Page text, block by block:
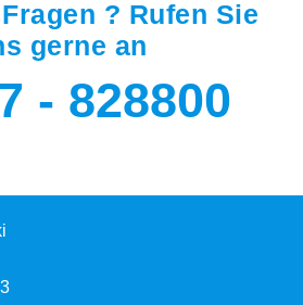
? Rufen Sie
gerne an
- 828800